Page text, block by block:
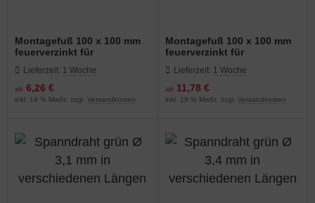
Montagefuß 100 x 100 mm
feuerverzinkt für
38 mm
Lieferzeit: 1 Woche
ab 6,26 €
inkl. 19 % MwSt. zzgl. Versandkosten
Montagefuß 100 x 100 mm
feuerverzinkt für
Ø 38 mm
Lieferzeit: 1 Woche
ab 11,78 €
inkl. 19 % MwSt. zzgl. Versandkosten